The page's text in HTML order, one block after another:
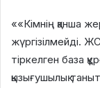
««Кімнің қанша
жүргізілмейді.
тіркелген база
қызығушылық